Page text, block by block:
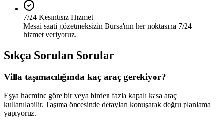
7/24 Kesintisiz Hizmet
Mesai saati gözetmeksizin Bursa'nın her noktasına 7/24
hizmet veriyoruz.
Sıkça Sorulan Sorular
Villa taşımacılığında kaç araç gerekiyor?
Eşya hacmine göre bir veya birden fazla kapalı kasa araç
kullanılabilir. Taşıma öncesinde detayları konuşarak doğru planlama
yapıyoruz.